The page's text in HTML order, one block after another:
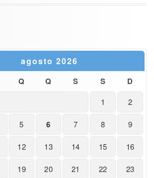
agosto 2026
Q Q S S D
1 2
5 6 7 8 9
12 13 14 15 16
19 20 21 22 23